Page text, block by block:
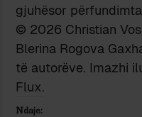
gjuhësor
© 2026 Christian
Blerina Rogova
të autorëve. Imazhi
Flux.
Ndaje: